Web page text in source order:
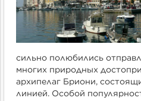
сильно полюбились
многих природных
архипелаг Бриони,
линией. Особой